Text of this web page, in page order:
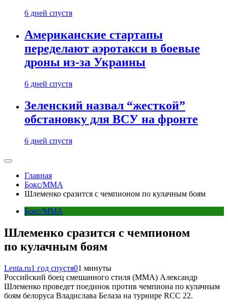
6 дней спустя
Американские стартапы
переделают аэротакси в боевые
дроны из-за Украины
6 дней спустя
Зеленский назвал “жесткой”
обстановку для ВСУ на фронте
6 дней спустя
Главная
Бокс/MMA
Шлеменко сразится с чемпионом по кулачным боям
Бокс/MMA
Шлеменко сразится с чемпионом
по кулачным боям
Lenta.ru1 год спустя01 минуты
Российский боец смешанного стиля (MMA) Александр
Шлеменко проведет поединок против чемпиона по кулачным
боям белоруса Владислава Белаза на турнире RCC 22.